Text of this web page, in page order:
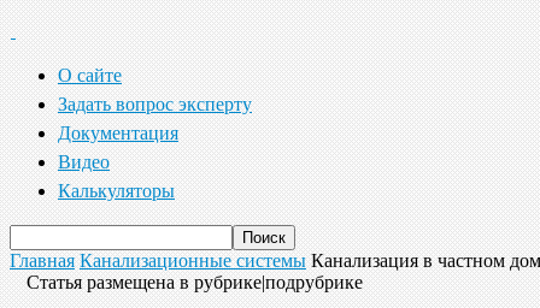
О сайте
Задать вопрос эксперту
Документация
Видео
Калькуляторы
Главная Канализационные системы Канализация в частном
Статья размещена в рубрике|подрубрике